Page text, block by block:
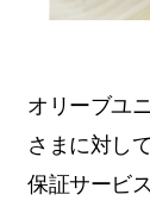
オリーブユ
さまに対し
保証サービ